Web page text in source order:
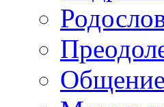
Общение